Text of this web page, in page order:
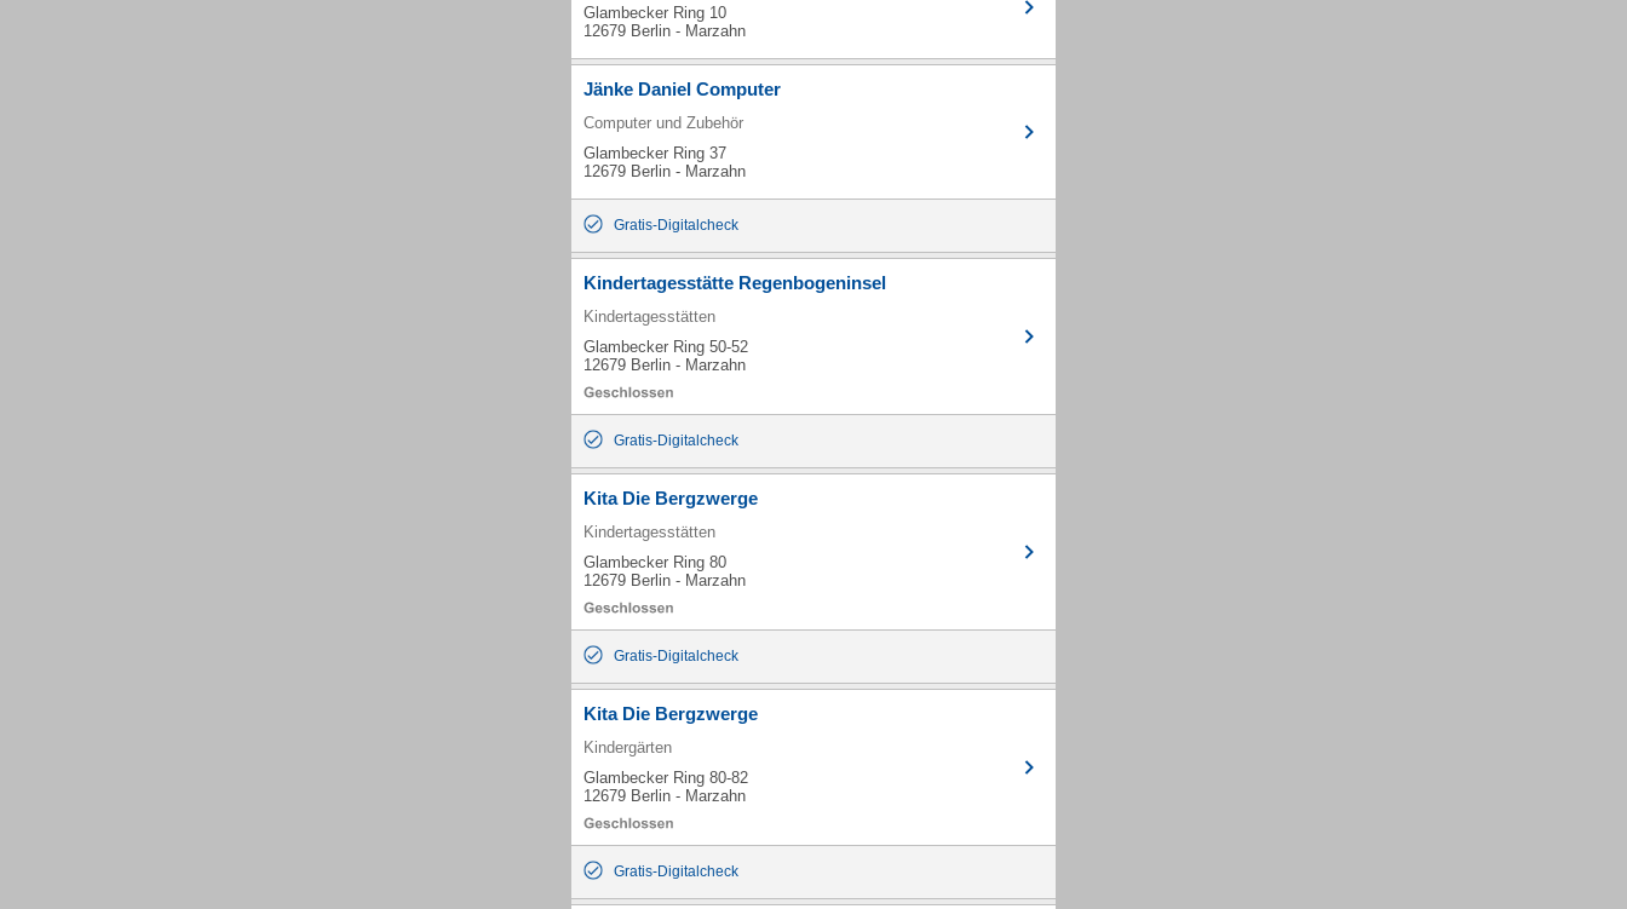
Glambecker Ring 10
12679 Berlin - Marzahn
Jänke Daniel Computer
Computer und Zubehör
Glambecker Ring 37
12679 Berlin - Marzahn
Gratis-Digitalcheck
Kindertagesstätte Regenbogeninsel
Kindertagesstätten
Glambecker Ring 50-52
12679 Berlin - Marzahn
Gratis-Digitalcheck
Kita Die Bergzwerge
Kindertagesstätten
Glambecker Ring 80
12679 Berlin - Marzahn
Gratis-Digitalcheck
Kita Die Bergzwerge
Kindergärten
Glambecker Ring 80-82
12679 Berlin - Marzahn
Gratis-Digitalcheck